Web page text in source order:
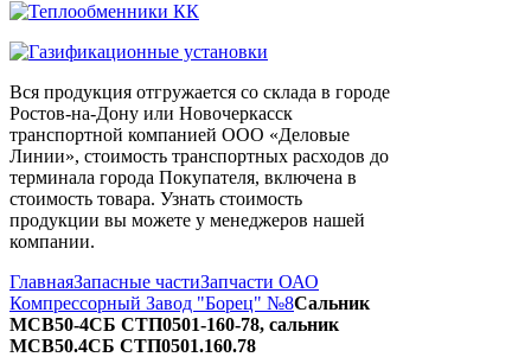
Вся продукция отгружается со склада в городе
Ростов-на-Дону или Новочеркасск
транспортной компанией ООО «Деловые
Линии», стоимость транспортных расходов до
терминала города Покупателя, включена в
стоимость товара. Узнать стоимость
продукции вы можете у менеджеров нашей
компании.
ГлавнаяЗапасные частиЗапчасти ОАО
Компрессорный Завод "Борец" №8Сальник
МСВ50-4СБ СТП0501-160-78, сальник
МСВ50.4СБ СТП0501.160.78